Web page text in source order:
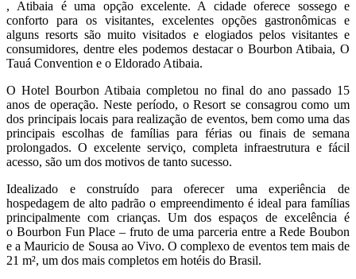
, Atibaia é uma opção excelente. A cidade oferece sossego e
conforto para os visitantes, excelentes opções gastronômicas e
alguns resorts são muito visitados e elogiados pelos visitantes e
consumidores, dentre eles podemos destacar o Bourbon Atibaia, O
Tauá Convention e o Eldorado Atibaia.
O Hotel Bourbon Atibaia completou no final do ano passado 15
anos de operação. Neste período, o Resort se consagrou como um
dos principais locais para realização de eventos, bem como uma das
principais escolhas de famílias para férias ou finais de semana
prolongados. O excelente serviço, completa infraestrutura e fácil
acesso, são um dos motivos de tanto sucesso.
Idealizado e construído para oferecer uma experiência de
hospedagem de alto padrão o empreendimento é ideal para famílias
principalmente com crianças. Um dos espaços de excelência é
o Bourbon Fun Place – fruto de uma parceria entre a Rede Boubon
e a Mauricio de Sousa ao Vivo. O complexo de eventos tem mais de
21 m², um dos mais completos em hotéis do Brasil.